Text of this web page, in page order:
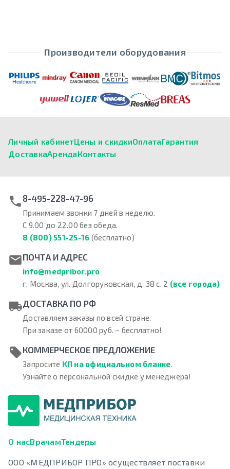
Производители оборудования
Личный кабинетЦены и скидкиОплатаГарантия
ДоставкаАрендаКонтакты
8-495-228-47-96
Принимаем звонки 7 дней в неделю.
С 9.00 до 22.00 без обеда.
8 (800) 551-25-16 (бесплатно)
ПОЧТА И АДРЕС
info@medpribor.pro
г. Москва, ул. Долгоруковская, д. 38 с. 2 (все города)
ДОСТАВКА ПО РФ
Доставляем заказы по всей стране.
При заказе от 60000 руб. – бесплатно!
КОММЕРЧЕСКОЕ ПРЕДЛОЖЕНИЕ
Запросите КП на официальном бланке.
Узнайте о персональной скидке у менеджера!
О насВрачамТендеры
ООО «МЕДПРИБОР ПРО» осуществляет поставки